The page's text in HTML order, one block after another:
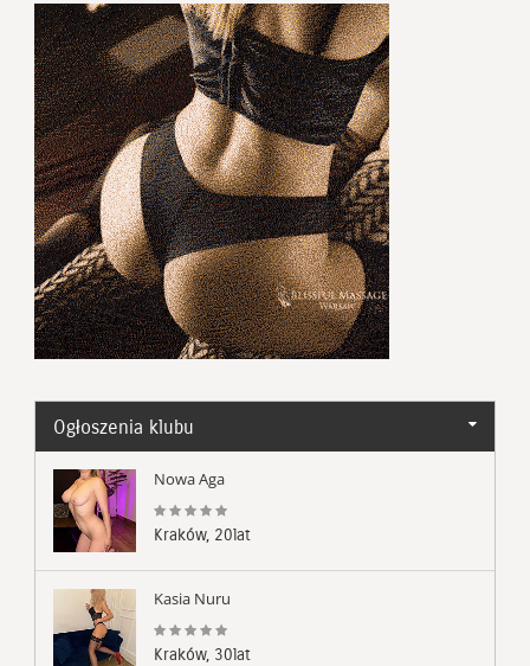
Ogłoszenia klubu
Nowa Aga
Kraków, 20lat
Kasia Nuru
Kraków, 30lat